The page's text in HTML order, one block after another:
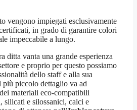
vengono impiegati esclusivamente
in grado di garantire colori
impeccabile a lungo.
ditta vanta una grande esperienza
e proprio per questo possiamo
dello staff e alla sua
più piccolo dettaglio va ad
materiali eco-compatibili
silicati e silossanici, calci e